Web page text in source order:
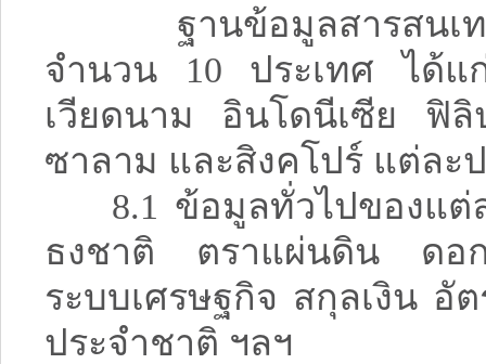
ฐานข้อมูลสารสนเทศ
จำนวน 10 ประเทศ ได้แ
เวียดนาม อินโดนีเซีย ฟิ
ซาลาม และสิงคโปร์ แต่ละ
8.1 ข้อมูลทั่วไปของแต่ล
ธงชาติ ตราแผ่นดิน ดอก
ระบบเศรษฐกิจ สกุลเงิน อั
ประจำชาติ ฯลฯ